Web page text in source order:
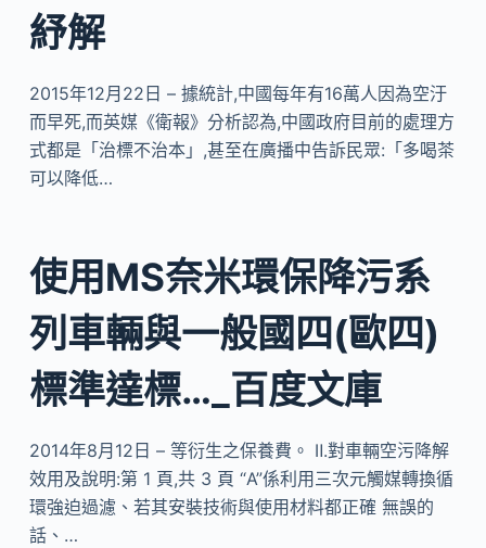
紓解
2015年12月22日 – 據統計,中國每年有16萬人因為空汙
而早死,而英媒《衛報》分析認為,中國政府目前的處理方
式都是「治標不治本」,甚至在廣播中告訴民眾:「多喝茶
可以降低…
使用MS奈米環保降污系
列車輛與一般國四(歐四)
標準達標…_百度文庫
2014年8月12日 – 等衍生之保養費。 Ⅱ.對車輛空污降解
效用及說明:第 1 頁,共 3 頁 “A”係利用三次元觸媒轉換循
環強迫過濾、若其安裝技術與使用材料都正確 無誤的
話、…